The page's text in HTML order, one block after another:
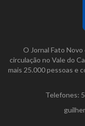
O Jornal Fato
circulação no Vale do
mais 25.000 pessoas e
Telefones: